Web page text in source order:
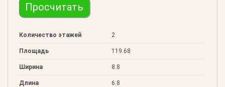
Просчитать
Количество этажей 2
Площадь 119.68
Ширина 8.8
Длина 6.8